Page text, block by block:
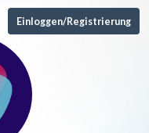
Einloggen/Registrierung